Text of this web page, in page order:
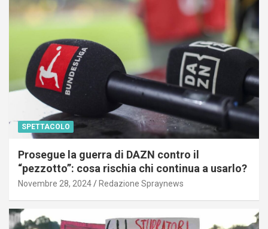
SPETTACOLO
Prosegue la guerra di DAZN contro il
“pezzotto”: cosa rischia chi continua a usarlo?
Novembre 28, 2024 Redazione Spraynews